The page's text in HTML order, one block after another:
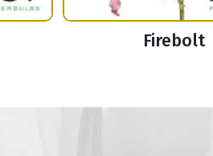
Firebolt